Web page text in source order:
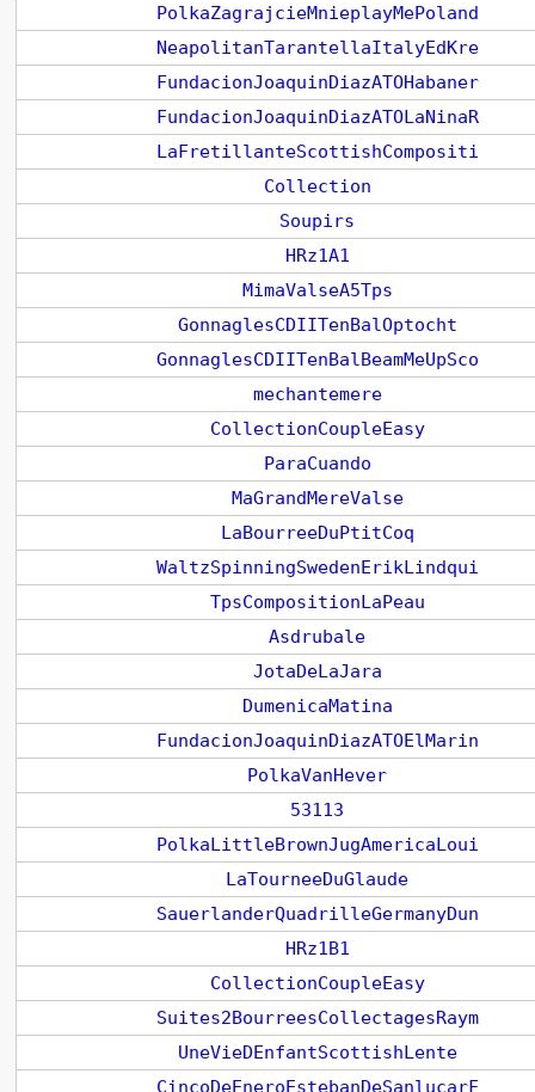
PolkaZagrajcieMnieplayMePoland
NeapolitanTarantellaItalyEdKre
FundacionJoaquinDiazATOHabaner
FundacionJoaquinDiazATOLaNinaR
LaFretillanteScottishCompositi
Collection
Soupirs
HRz1A1
MimaValseA5Tps
GonnaglesCDIITenBalOptocht
GonnaglesCDIITenBalBeamMeUpSco
mechantemere
CollectionCoupleEasy
ParaCuando
MaGrandMereValse
LaBourreeDuPtitCoq
WaltzSpinningSwedenErikLindqui
TpsCompositionLaPeau
Asdrubale
JotaDeLaJara
DumenicaMatina
FundacionJoaquinDiazATOElMarin
PolkaVanHever
53113
PolkaLittleBrownJugAmericaLoui
LaTourneeDuGlaude
SauerlanderQuadrilleGermanyDun
HRz1B1
CollectionCoupleEasy
Suites2BourreesCollectagesRaym
UneVieDEnfantScottishLente
CincoDeEneroEstebanDeSanlucarF